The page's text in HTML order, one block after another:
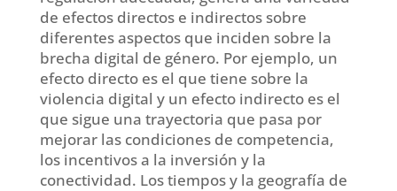
de efectos directos e indirectos sobre
diferentes aspectos que inciden sobre la
brecha digital de género. Por ejemplo, un
efecto directo es el que tiene sobre la
violencia digital y un efecto indirecto es el
que sigue una trayectoria que pasa por
mejorar las condiciones de competencia,
los incentivos a la inversión y la
conectividad. Los tiempos y la geografía de